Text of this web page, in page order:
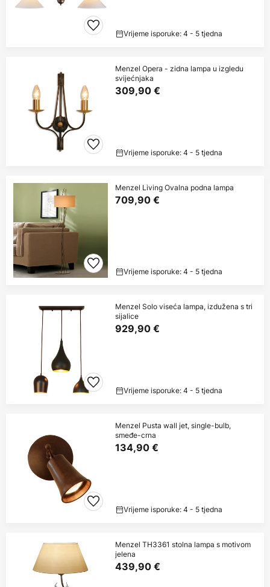
Vrijeme isporuke: 4 - 5 tjedna
Menzel Opera - zidna lampa u izgledu
svijećnjaka
309,90 €
Vrijeme isporuke: 4 - 5 tjedna
Menzel Living Ovalna podna lampa
709,90 €
Vrijeme isporuke: 4 - 5 tjedna
Menzel Solo viseća lampa, izdužena s tri
sijalice
929,90 €
Vrijeme isporuke: 4 - 5 tjedna
Menzel Pusta wall jet, single-bulb,
smeđe-crna
134,90 €
Vrijeme isporuke: 4 - 5 tjedna
Menzel TH3361 stolna lampa s motivom
jelena
439,90 €